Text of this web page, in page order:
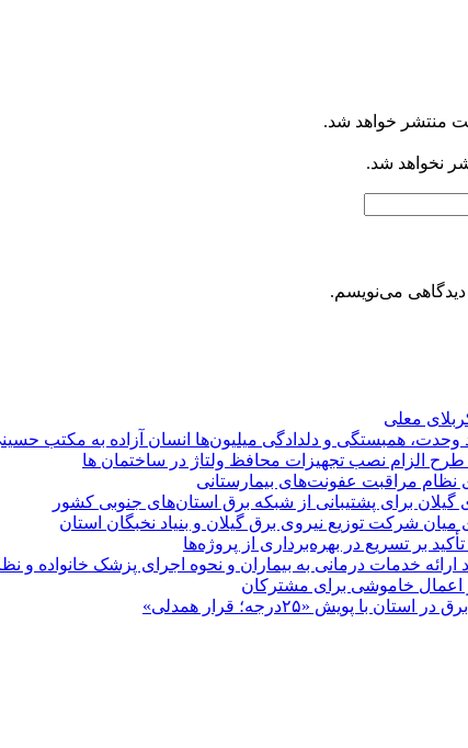
منتشر خواهد شد.
نخواهد شد.
دیدگاهی می‌نویسم.
معلی
وحدت، همبستگی و دلدادگی میلیون‌ها انسان آزاده به مکتب
طرح الزام نصب تجهیزات محافظ ولتاژ در ساختمان ها
نظام مراقبت عفونت‌های بیمارستانی
برای پشتیبانی از شبكه برق استان‌های جنوبی كشور
شركت توزیع نیروی برق گیلان و بنیاد نخبگان استان
بر تسریع در بهره‌برداری از پروژه‌ها
ارائه خدمات درمانی به بیماران و نحوه اجرای پزشک خانواده و
«۲۵درجه؛ قرار همدلی»